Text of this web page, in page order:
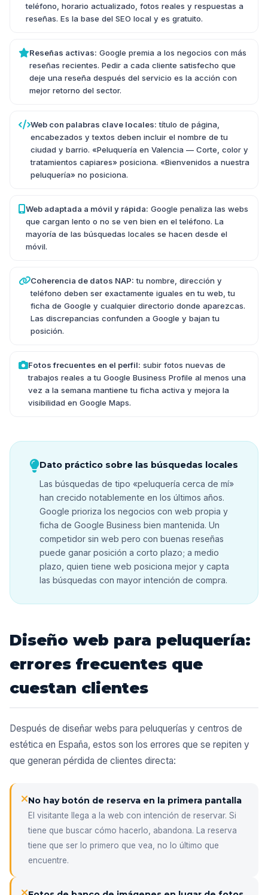
teléfono, horario actualizado, fotos reales y respuestas a
reseñas. Es la base del SEO local y es gratuito.
Reseñas activas: Google premia a los negocios con más
reseñas recientes. Pedir a cada cliente satisfecho que
deje una reseña después del servicio es la acción con
mejor retorno del sector.
Web con palabras clave locales: título de página,
encabezados y textos deben incluir el nombre de tu
ciudad y barrio. «Peluquería en Valencia — Corte, color y
tratamientos capiares» posiciona. «Bienvenidos a nuestra
peluquería» no posiciona.
Web adaptada a móvil y rápida: Google penaliza las webs
que cargan lento o no se ven bien en el teléfono. La
mayoría de las búsquedas locales se hacen desde el
móvil.
Coherencia de datos NAP: tu nombre, dirección y
teléfono deben ser exactamente iguales en tu web, tu
ficha de Google y cualquier directorio donde aparezcas.
Las discrepancias confunden a Google y bajan tu
posición.
Fotos frecuentes en el perfil: subir fotos nuevas de
trabajos reales a tu Google Business Profile al menos una
vez a la semana mantiene tu ficha activa y mejora la
visibilidad en Google Maps.
Dato práctico sobre las búsquedas locales
Las búsquedas de tipo «peluquería cerca de mí»
han crecido notablemente en los últimos años.
Google prioriza los negocios con web propia y
ficha de Google Business bien mantenida. Un
competidor sin web pero con buenas reseñas
puede ganar posición a corto plazo; a medio
plazo, quien tiene web posiciona mejor y capta
las búsquedas con mayor intención de compra.
Diseño web para peluquería:
errores frecuentes que
cuestan clientes
Después de diseñar webs para peluquerías y centros de
estética en España, estos son los errores que se repiten y
que generan pérdida de clientes directa:
No hay botón de reserva en la primera pantalla
El visitante llega a la web con intención de reservar. Si
tiene que buscar cómo hacerlo, abandona. La reserva
tiene que ser lo primero que vea, no lo último que
encuentre.